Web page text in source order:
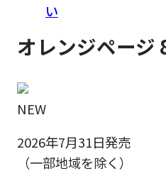
い
オレンジページ
NEW
2026年7月31日発売
（一部地域を除く）